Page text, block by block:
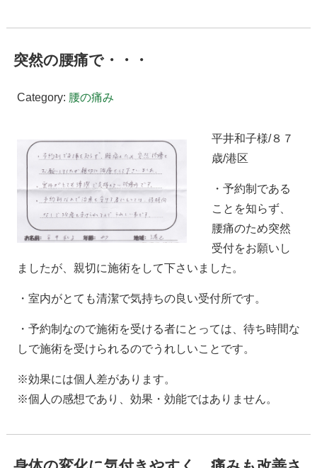
突然の腰痛で・・・
Category: 腰の痛み
平井和子様/８７
歳/港区
・予約制である
ことを知らず、
腰痛のため突然
受付をお願いし
ましたが、親切に施術をして下さいました。
・室内がとても清潔で気持ちの良い受付所です。
・予約制なので施術を受ける者にとっては、待ち時間な
しで施術を受けられるのでうれしいことです。
※効果には個人差があります。
※個人の感想であり、効果・効能ではありません。